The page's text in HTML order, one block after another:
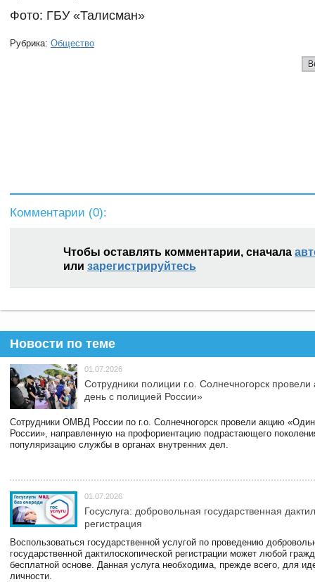
Фото: ГБУ «Талисман»
Рубрика: Общество
Комментарии (0):
Чтобы оставлять комментарии, сначала
или зарегистрируйтесь
Новости по теме
01.07.2026
Сотрудники полиции г.о. Солнечногорск
день с полицией России»
Сотрудники ОМВД России по г.о. Солнечногорск провели акцию
России», направленную на профориентацию подрастающего
популяризацию службы в органах внутренних дел.
01.07.2026
Госуслуга: добровольная государственная
регистрация
Воспользоваться государственной услугой по проведению
государственной дактилоскопической регистрации может любой
бесплатной основе. Данная услуга необходима, прежде всего, для
личности.